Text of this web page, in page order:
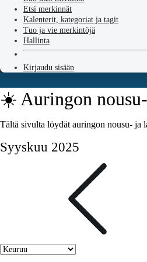
Etsi merkinnät
Kalenterit, kategoriat ja tagit
Tuo ja vie merkintöjä
Hallinta
Kirjaudu sisään
☀️ Auringon
Tältä sivulta löydät auringon nousu- ja
Syyskuu 2025